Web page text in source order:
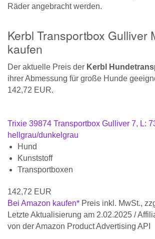
Räder angebracht werden.
Kerbl Transportbox Gulliver
kaufen
Der aktuelle Preis der Kerbl
ihrer Abmessung für große Hunde
142,72 EUR.
Trixie 39874 Transportbox Gulliver 7, L:
hellgrau/dunkelgrau
Hund
Kunststoff
Transportboxen
142,72 EUR
Bei Amazon kaufen* Preis inkl. MwSt.,
Letzte Aktualisierung am 2.02.2025 /
von der Amazon Product Advertising API